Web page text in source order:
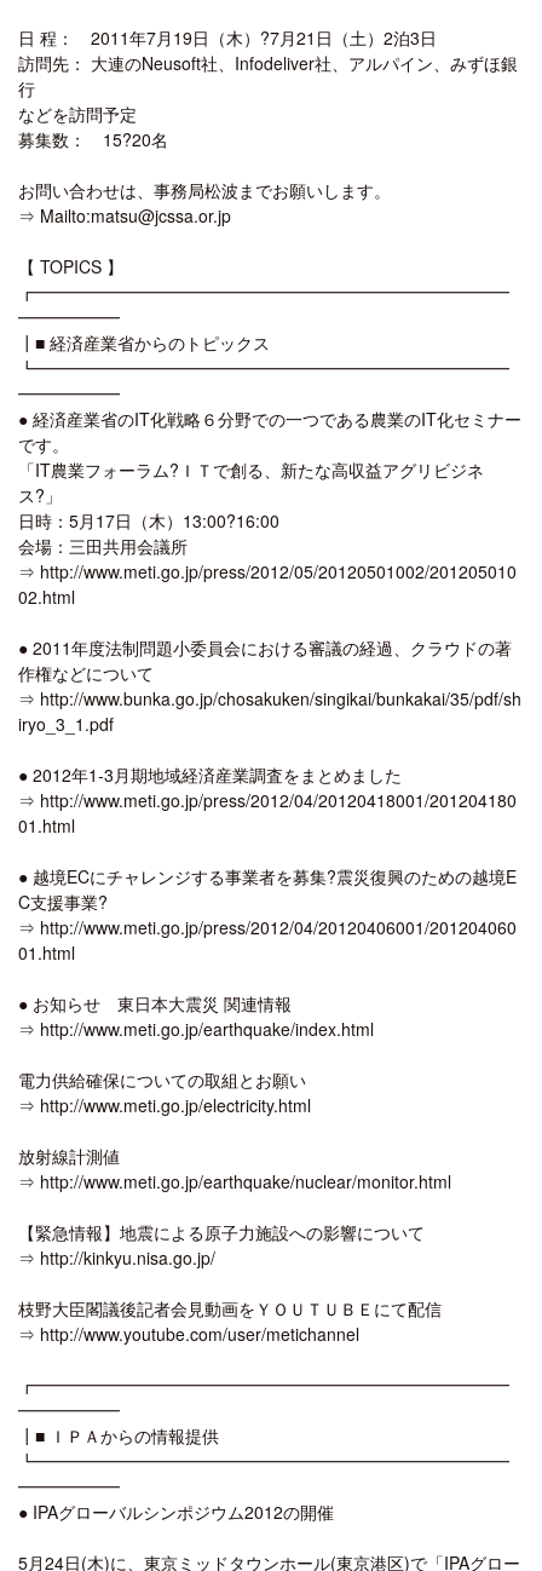
日 程： 2011年7月19日（木）?7月21日（土）2泊3日
訪問先： 大連のNeusoft社、Infodeliver社、アルパイン、みずほ銀
行
などを訪問予定
募集数： 15?20名
お問い合わせは、事務局松波までお願いします。
⇒ Mailto:matsu@jcssa.or.jp
【 TOPICS 】
┏━━━━━━━━━━━━━━━━━━━━━━━━━━━━
━━━━━━
┃■ 経済産業省からのトピックス
┗━━━━━━━━━━━━━━━━━━━━━━━━━━━━
━━━━━━
● 経済産業省のIT化戦略６分野での一つである農業のIT化セミナー
です。
「IT農業フォーラム?ＩＴで創る、新たな高収益アグリビジネ
ス?」
日時：5月17日（木）13:00?16:00
会場：三田共用会議所
⇒ http://www.meti.go.jp/press/2012/05/20120501002/201205010
02.html
● 2011年度法制問題小委員会における審議の経過、クラウドの著
作権などについて
⇒ http://www.bunka.go.jp/chosakuken/singikai/bunkakai/35/pdf/sh
iryo_3_1.pdf
● 2012年1-3月期地域経済産業調査をまとめました
⇒ http://www.meti.go.jp/press/2012/04/20120418001/201204180
01.html
● 越境ECにチャレンジする事業者を募集?震災復興のための越境E
C支援事業?
⇒ http://www.meti.go.jp/press/2012/04/20120406001/201204060
01.html
● お知らせ 東日本大震災 関連情報
⇒ http://www.meti.go.jp/earthquake/index.html
電力供給確保についての取組とお願い
⇒ http://www.meti.go.jp/electricity.html
放射線計測値
⇒ http://www.meti.go.jp/earthquake/nuclear/monitor.html
【緊急情報】地震による原子力施設への影響について
⇒ http://kinkyu.nisa.go.jp/
枝野大臣閣議後記者会見動画をＹＯＵＴＵＢＥにて配信
⇒ http://www.youtube.com/user/metichannel
┏━━━━━━━━━━━━━━━━━━━━━━━━━━━━
━━━━━━
┃■ ＩＰＡからの情報提供
┗━━━━━━━━━━━━━━━━━━━━━━━━━━━━
━━━━━━
● IPAグローバルシンポジウム2012の開催
5月24日(木)に、東京ミッドタウンホール(東京港区)で「IPAグロー